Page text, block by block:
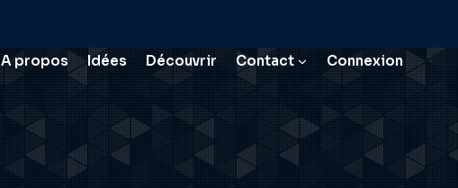
A propos Idées Découvrir Contact Connexion